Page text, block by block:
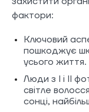
фактори:
Ключовий
пошкоджує
усього життя.
Люди з I і II
світле
сонці,